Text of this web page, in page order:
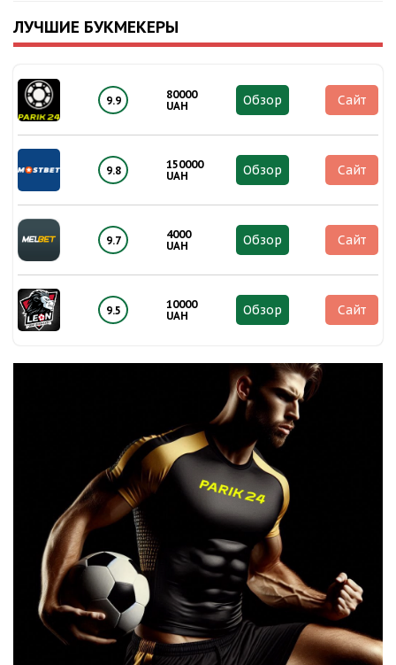
ЛУЧШИЕ БУКМЕКЕРЫ
9.9
80000
UAH
Обзор Сайт
9.8
150000
UAH
Обзор Сайт
9.7
4000
UAH
Обзор Сайт
9.5
10000
UAH
Обзор Сайт